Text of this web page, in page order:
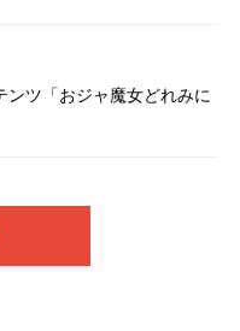
ツ「おジャ魔女どれみに